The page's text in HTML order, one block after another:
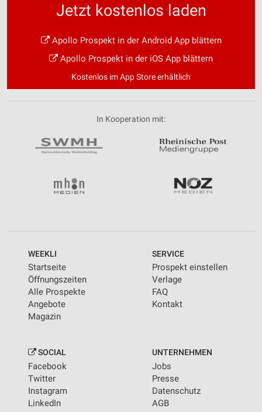
Jetzt kostenlos laden
Apollo Prospekt in der Android App blättern
Apollo Prospekt in der iOS App blättern
Kostenlos im App Store erhältlich
In Kooperation mit:
WEEKLI
Startseite
Öffnungszeiten
Alle Prospekte
Angebote
Magazin
SERVICE
Prospekt einstellen
Verlage
FAQ
Kontakt
SOCIAL
Facebook
Twitter
Instagram
LinkedIn
UNTERNEHMEN
Jobs
Presse
Datenschutz
AGB